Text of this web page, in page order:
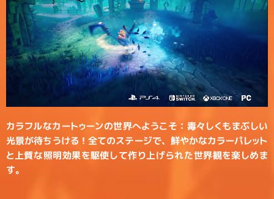
カラフルなカートゥーンの世界へようこそ：毒々しくもまぶしい
光景が待ちうける！全てのステージで、鮮やかなカラーパレット
と上質な照明効果を駆使して作り上げられた世界観を楽しめま
す。​